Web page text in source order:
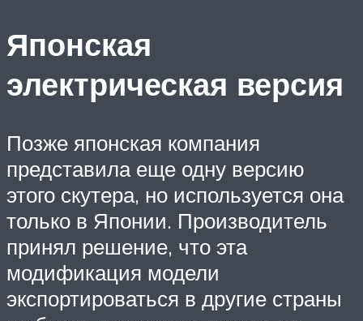
Японская
электрическая версия
Позже японская компания
представила еще одну версию
этого скутера, но используется она
только в Японии. Производитель
принял решение, что эта
модификация модели
экспортироваться в другие страны